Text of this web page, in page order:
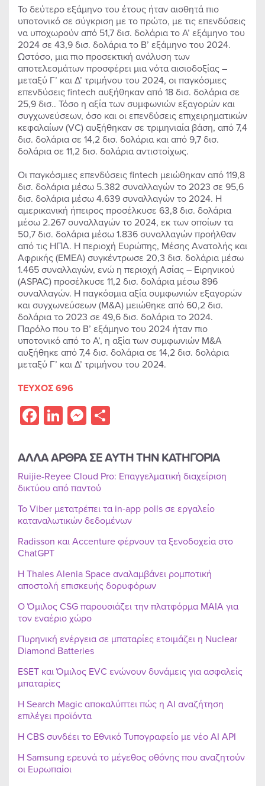
Το δεύτερο εξάμηνο του έτους ήταν αισθητά πιο
υποτονικό σε σύγκριση με το πρώτο, με τις επενδύσεις
να υποχωρούν από 51,7 δισ. δολάρια το Α’ εξάμηνο του
2024 σε 43,9 δισ. δολάρια το Β’ εξάμηνο του 2024.
Ωστόσο, μια πιο προσεκτική ανάλυση των
αποτελεσμάτων προσφέρει μια νότα αισιοδοξίας –
μεταξύ Γ’ και Δ’ τριμήνου του 2024, οι παγκόσμιες
επενδύσεις fintech αυξήθηκαν από 18 δισ. δολάρια σε
25,9 δισ.. Τόσο η αξία των συμφωνιών εξαγορών και
συγχωνεύσεων, όσο και οι επενδύσεις επιχειρηματικών
κεφαλαίων (VC) αυξήθηκαν σε τριμηνιαία βάση, από 7,4
δισ. δολάρια σε 14,2 δισ. δολάρια και από 9,7 δισ.
δολάρια σε 11,2 δισ. δολάρια αντιστοίχως.
Οι παγκόσμιες επενδύσεις fintech μειώθηκαν από 119,8
δισ. δολάρια μέσω 5.382 συναλλαγών το 2023 σε 95,6
δισ. δολάρια μέσω 4.639 συναλλαγών το 2024. Η
αμερικανική ήπειρος προσέλκυσε 63,8 δισ. δολάρια
μέσω 2.267 συναλλαγών το 2024, εκ των οποίων τα
50,7 δισ. δολάρια μέσω 1.836 συναλλαγών προήλθαν
από τις ΗΠΑ. Η περιοχή Ευρώπης, Μέσης Ανατολής και
Αφρικής (EMEA) συγκέντρωσε 20,3 δισ. δολάρια μέσω
1.465 συναλλαγών, ενώ η περιοχή Ασίας – Ειρηνικού
(ASPAC) προσέλκυσε 11,2 δισ. δολάρια μέσω 896
συναλλαγών. Η παγκόσμια αξία συμφωνιών εξαγορών
και συγχωνεύσεων (M&A) μειώθηκε από 60,2 δισ.
δολάρια το 2023 σε 49,6 δισ. δολάρια το 2024.
Παρόλο που το Β’ εξάμηνο του 2024 ήταν πιο
υποτονικό από το Α’, η αξία των συμφωνιών M&A
αυξήθηκε από 7,4 δισ. δολάρια σε 14,2 δισ. δολάρια
μεταξύ Γ’ και Δ’ τριμήνου του 2024.
ΤΕΥΧΟΣ 696
Facebook
LinkedIn
Messenger
ΑΛΛΑ ΑΡΘΡΑ ΣΕ ΑΥΤΗ ΤΗΝ ΚΑΤΗΓΟΡΙΑ
Ruijie-Reyee Cloud Pro: Επαγγελματική διαχείριση
δικτύου από παντού
Το Viber μετατρέπει τα in-app polls σε εργαλείο
καταναλωτικών δεδομένων
Radisson και Accenture φέρνουν τα ξενοδοχεία στο
ChatGPT
Η Thales Alenia Space αναλαμβάνει ρομποτική
αποστολή επισκευής δορυφόρων
Ο Όμιλος CSG παρουσιάζει την πλατφόρμα MAIA για
τον εναέριο χώρο
Πυρηνική ενέργεια σε μπαταρίες ετοιμάζει η Nuclear
Diamond Batteries
ESET και Όμιλος EVC ενώνουν δυνάμεις για ασφαλείς
μπαταρίες
Η Search Magic αποκαλύπτει πώς η AI αναζήτηση
επιλέγει προϊόντα
Η CBS συνδέει το Εθνικό Τυπογραφείο με νέο AI API
Η Samsung ερευνά το μέγεθος οθόνης που αναζητούν
οι Ευρωπαίοι